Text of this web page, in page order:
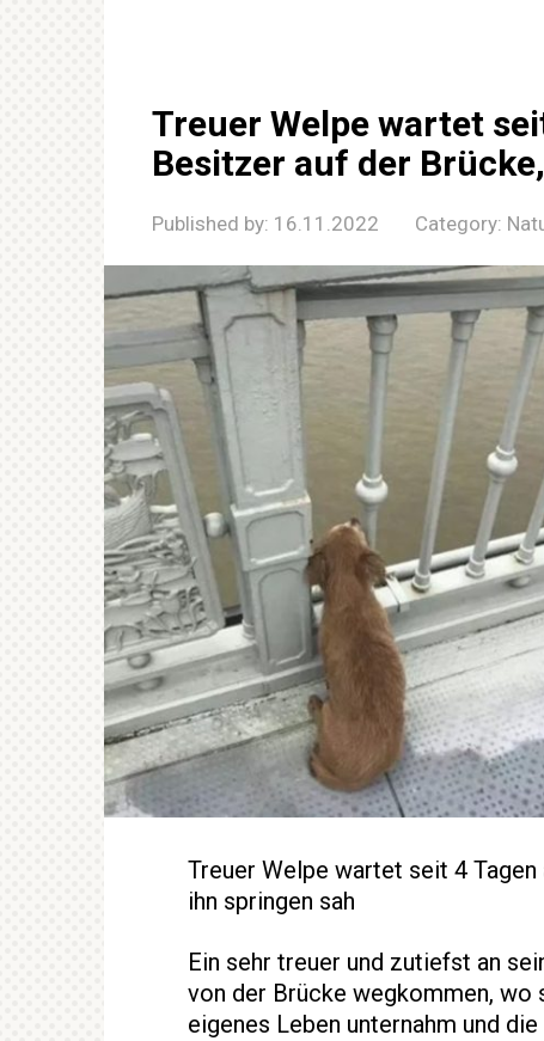
Treuer Welpe wartet
Besitzer auf der
Published by: 16.11.2022 Category:
Treuer Welpe wartet seit 4
ihn springen sah
Ein sehr treuer und zutiefst an
von der Brücke wegkommen, wo
eigenes Leben unternahm und